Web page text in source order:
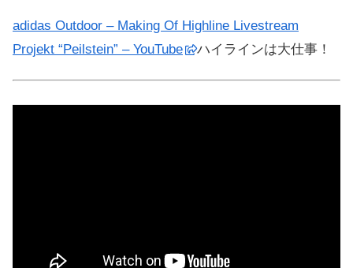
adidas Outdoor – Making Of Highline Livestream
Projekt “Peilstein” – YouTube
ハイラインは大仕事！